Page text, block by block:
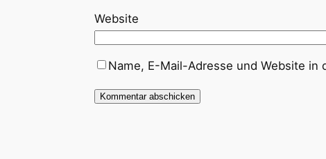
Website
Name, E-Mail-Adresse und Website